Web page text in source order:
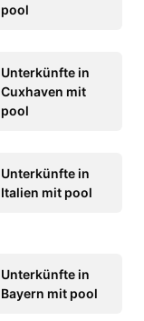
pool
Unterkünfte in
Cuxhaven mit
pool
Unterkünfte in
Italien mit pool
Unterkünfte in
Bayern mit pool